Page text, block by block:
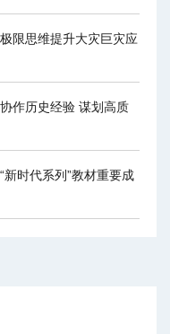
限思维提升大灾巨灾应
作历史经验 谋划高质
时代系列”教材重要成